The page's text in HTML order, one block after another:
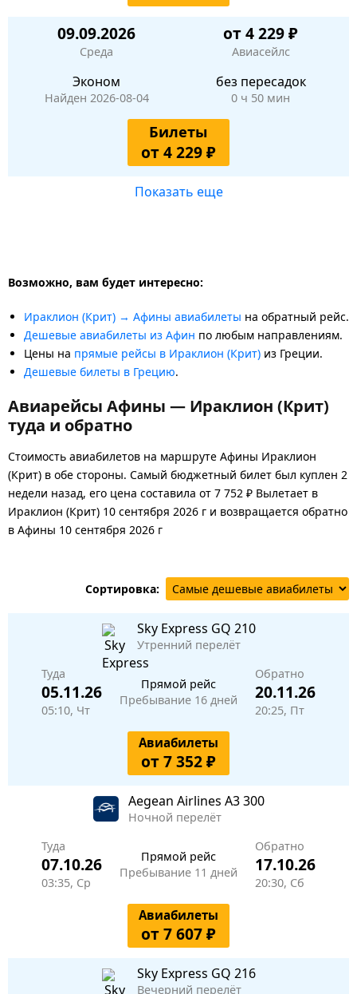
09.09.2026
Среда
от 4 229 ₽
Авиасейлс
Эконом
Найден 2026-08-04
без пересадок
0 ч 50 мин
Билеты
от 4 229 ₽
Показать еще
Возможно, вам будет интересно:
Ираклион (Крит) → Афины авиабилеты на обратный рейс.
Дешевые авиабилеты из Афин по любым направлениям.
Цены на прямые рейсы в Ираклион (Крит) из Греции.
Дешевые билеты в Грецию.
Авиарейсы Афины — Ираклион (Крит)
туда и обратно
Стоимость авиабилетов на маршруте Афины Ираклион
(Крит) в обе стороны. Самый бюджетный билет был куплен 2
недели назад, его цена составила от 7 752 ₽ Вылетает в
Ираклион (Крит) 10 сентября 2026 г и возвращается обратно
в Афины 10 сентября 2026 г
Сортировка:
Sky Express GQ 210
Утренний перелёт
Туда
05.11.26
05:10, Чт
Прямой рейс
Пребывание 16 дней
Обратно
20.11.26
20:25, Пт
Авиабилеты
от 7 352 ₽
Aegean Airlines A3 300
Ночной перелёт
Туда
07.10.26
03:35, Ср
Прямой рейс
Пребывание 11 дней
Обратно
17.10.26
20:30, Сб
Авиабилеты
от 7 607 ₽
Sky Express GQ 216
Вечерний перелёт